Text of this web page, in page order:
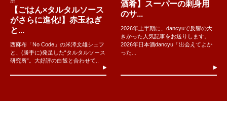
【ごはん×タルタルソース
がさらに進化!】赤玉ねぎ
と...
西麻布「No Code」の米澤文雄シェフ
と、(勝手に)発足した“タルタルソース
研究所”。大好評の白飯と合わせて..
酒肴】スーパーの刺身用
のサ...
2026年上半期に、dancyuで反響の大
きかった人気記事をお送りします。
2026年日本酒dancyu「出会えてよか
った...